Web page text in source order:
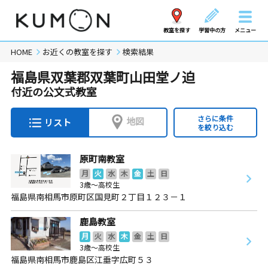
教室を探す 学習中の方 メニュー
HOME お近くの教室を探す 検索結果
福島県双葉郡双葉町山田堂ノ迫
付近の公文式教室
リスト 地図
さらに条件
を絞り込む
原町南教室
月 火 水 木 金 土
日
3歳～高校生
福島県南相馬市原町区国見町２丁目１２３－１
鹿島教室
月 火 水 木 金 土
日
3歳～高校生
福島県南相馬市鹿島区江垂字広町５３